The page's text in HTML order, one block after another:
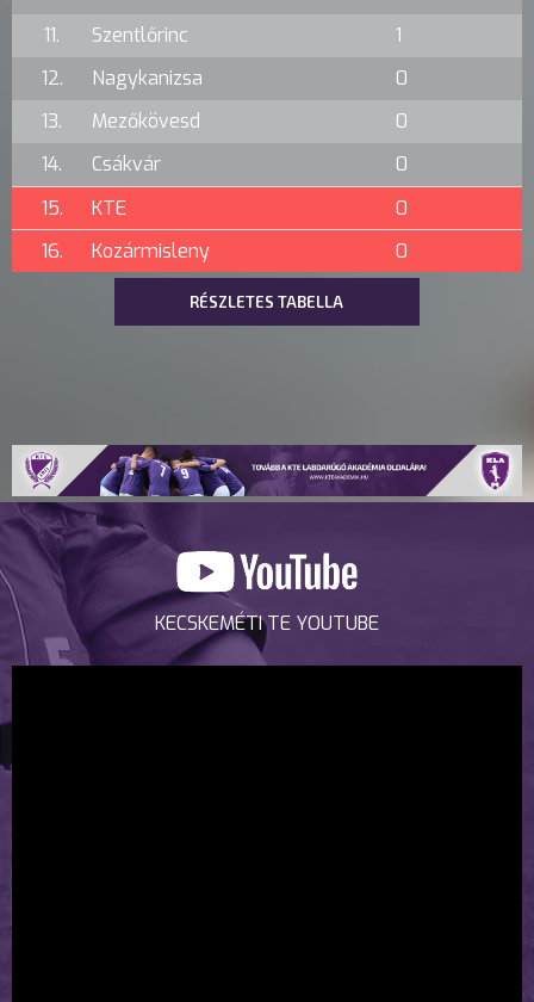
11.
Szentlőrinc
1
12.
Nagykanizsa
0
13.
Mezőkövesd
0
14.
Csákvár
0
15.
KTE
0
16.
Kozármisleny 0
RÉSZLETES TABELLA
KECSKEMÉTI TE YOUTUBE